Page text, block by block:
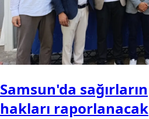
Samsun'da sağırların
hakları raporlanacak